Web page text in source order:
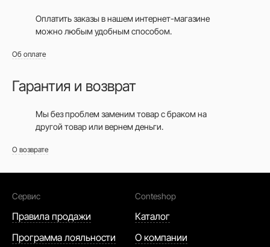
Оплатить заказы в нашем интернет-магазине
можно любым удобным способом.
Об оплате
Гарантия и возврат
Мы без проблем заменим товар с браком на
другой товар или вернем деньги.
О возврате
Сервис
Правила продажи
Программа лояльности
Conteshop
Каталог
О компании